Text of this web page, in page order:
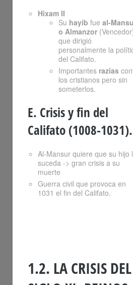
Hixam II
Su hayib fue al-
o Almanzor
que dirigió
personalmente la
del Califato.
Importantes razias
los cristianos pero sin
someterlos.
E. Crisis y fin del
Califato (1008-1031).
Al-Mansur quiere que su hijo
suceda -> gran crisis a su
muerte
Guerra civil que provoca en
1031 el fin del Califato.
1.2. LA CRISIS DEL